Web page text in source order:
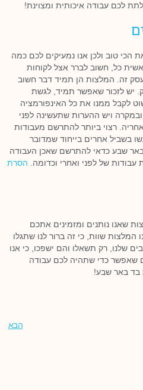
לכם עבודה איכותית ומצוינת!
הכי טוב ולכן אנו נמעיקים לכם כמה
כל, חשוב לברר אצל לקוחות
זה. המלצות הן תמיד דבר חשוב
יש לזכור שאפשר תמיד, לגשת
לקבל ממנו את כל האינפורמציה
ויש ההערות שתעשינה לפני
רצוי ביותר להתרשם מעבודות
בשביל אחרים בייחוד שמדובר
באר שבע כדאי להתרשם שאכן העבודה
של לפני ואחרי וכדומה. הסרת
שאנו נותנים ומזמינים אתכם
המלצות שוות, כי זה ברור לנו שתגלו
שלנו, רק תשאלו והם ישפכו, כי אנו
שאפשר כדי שתהיה לכם עבודה
בד באר שבע!
הבא